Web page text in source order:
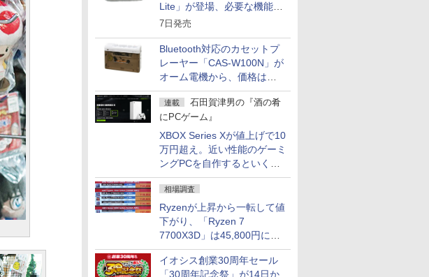
Lite」が登場、必要な機能を
凝縮しコンパクトに
7日発売
Bluetooth対応のカセットプ
レーヤー「CAS-W100N」が
オーム電機から、価格は
5,940円
連載
石田賀津男の『酒の肴
にPCゲーム』
XBOX Series Xが値上げで10
万円超え。近い性能のゲーミ
ングPCを自作するといくら
になる？
相場調査
Ryzenが上昇から一転して値
下がり、「Ryzen 7
7700X3D」は45,800円に急
落し「Ryzen 7 7800X3D」
との価格逆転解消 [8月前半の
イオシス創業30周年セール
「30周年記念祭」が14日か